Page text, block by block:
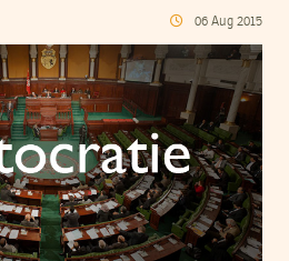
06 Aug 2015